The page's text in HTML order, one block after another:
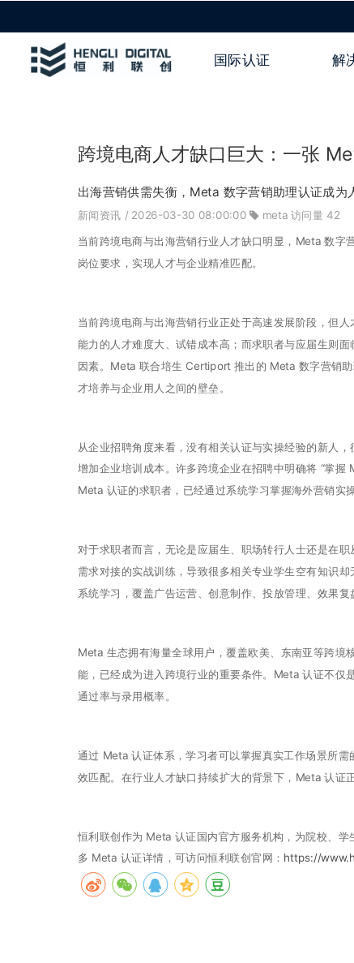
国际认证 解
跨境电商人才缺口巨大：一张
出海营销供需失衡，Meta 数字营销助理认证成为
新闻资讯 / 2026-03-30 08:00:00 meta 访问量 42
当前跨境电商与出海营销行业人才缺口明显，Meta 数字
岗位要求，实现人才与企业精准匹配。
当前跨境电商与出海营销行业正处于高速发展阶段，但
能力的人才难度大、试错成本高；而求职者与应届生则
因素。Meta 联合培生 Certiport 推出的 Meta 数字营销
才培养与企业用人之间的壁垒。
从企业招聘角度来看，没有相关认证与实操经验的新人
增加企业培训成本。许多跨境企业在招聘中明确将 “掌
Meta 认证的求职者，已经通过系统学习掌握海外营销实
对于求职者而言，无论是应届生、职场转行人士还是在
需求对接的实战训练，导致很多相关专业学生空有知识
系统学习，覆盖广告运营、创意制作、投放管理、效果
Meta 生态拥有海量全球用户，覆盖欧美、东南亚等跨
能，已经成为进入跨境行业的重要条件。Meta 认证不仅
通过率与录用概率。
通过 Meta 认证体系，学习者可以掌握真实工作场景所
效匹配。在行业人才缺口持续扩大的背景下，Meta 认证
恒利联创作为 Meta 认证国内官方服务机构，为院校、
多 Meta 认证详情，可访问恒利联创官网： https://